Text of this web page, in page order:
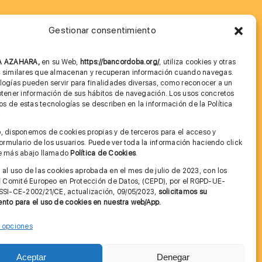
Gestionar consentimiento
AZAHARA, en su Web, https://bancordoba.org/, utiliza cookies y otras
que almacenan y recuperan información cuando navegas.
pueden servir para finalidades diversas, como reconocer a un
información de sus hábitos de navegación. Los usos concretos
de estas tecnologías se describen en la información de la Política
disponemos de cookies propias y de terceros para el acceso y
de los usuarios. Puede ver toda la información haciendo click
más abajo llamado Política de Cookies.
al uso de las cookies aprobada en el mes de julio de 2023, con los
Europeo en Protección de Datos, (CEPD), por el RGPD-UE-
CE-2002/21/CE, actualización, 09/05/2023, solicitamos su
para el uso de cookies en nuestra web/App.
Aceptar Denegar
Imagen corporativa
Cita previa FAGA
Condiciones de Uso Web
Contactar